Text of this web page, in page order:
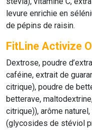
levure enrichie en
de pépins de raisin.
FitLine Activize
Dextrose, poudre
caféine, extrait de
citrique), poudre de
betterave,
citrique)), arôme
(glycosides de stéviol